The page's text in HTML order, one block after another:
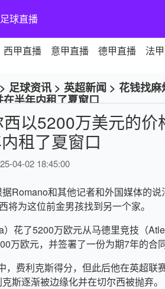
足球直播
西甲直播 意甲直播 德甲直播 法
> 足球资讯 > 英超新闻 > 花钱找
半年内租了夏窗口
以5200万美元的价
租了夏窗口
04-02 18:45:00
Romano和其他记者和外国媒体的
将为这位前金男孩找到另一个家。
花了5200万欧元从马德里竞技（
万欧元，并签署了一份为期7年的合同
，费利克斯得分，但此后他在英超联
斯逐渐被边缘化并在切尔西被抛弃。